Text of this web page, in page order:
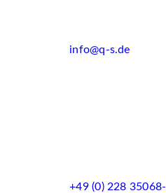
info@q-s.de
+49 (0) 228 35068-